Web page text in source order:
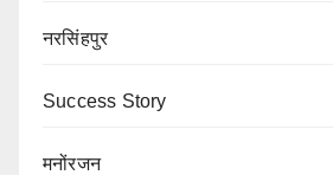
नरसिंहपुर
Success Story
मनोंरजन